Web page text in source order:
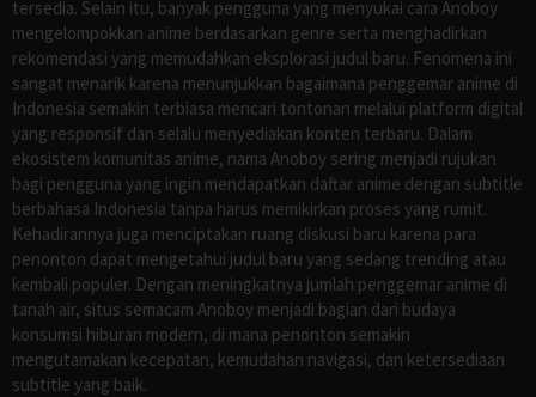
tersedia. Selain itu, banyak pengguna yang menyukai cara Anoboy
mengelompokkan anime berdasarkan genre serta menghadirkan
rekomendasi yang memudahkan eksplorasi judul baru. Fenomena ini
sangat menarik karena menunjukkan bagaimana penggemar anime di
Indonesia semakin terbiasa mencari tontonan melalui platform digital
yang responsif dan selalu menyediakan konten terbaru. Dalam
ekosistem komunitas anime, nama Anoboy sering menjadi rujukan
bagi pengguna yang ingin mendapatkan daftar anime dengan subtitle
berbahasa Indonesia tanpa harus memikirkan proses yang rumit.
Kehadirannya juga menciptakan ruang diskusi baru karena para
penonton dapat mengetahui judul baru yang sedang trending atau
kembali populer. Dengan meningkatnya jumlah penggemar anime di
tanah air, situs semacam Anoboy menjadi bagian dari budaya
konsumsi hiburan modern, di mana penonton semakin
mengutamakan kecepatan, kemudahan navigasi, dan ketersediaan
subtitle yang baik.